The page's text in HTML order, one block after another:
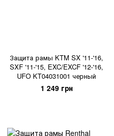
Защита рамы KTM SX '11-'16,
SXF '11-'15, EXC/EXCF '12-'16,
UFO KT04031001 черный
1 249 грн